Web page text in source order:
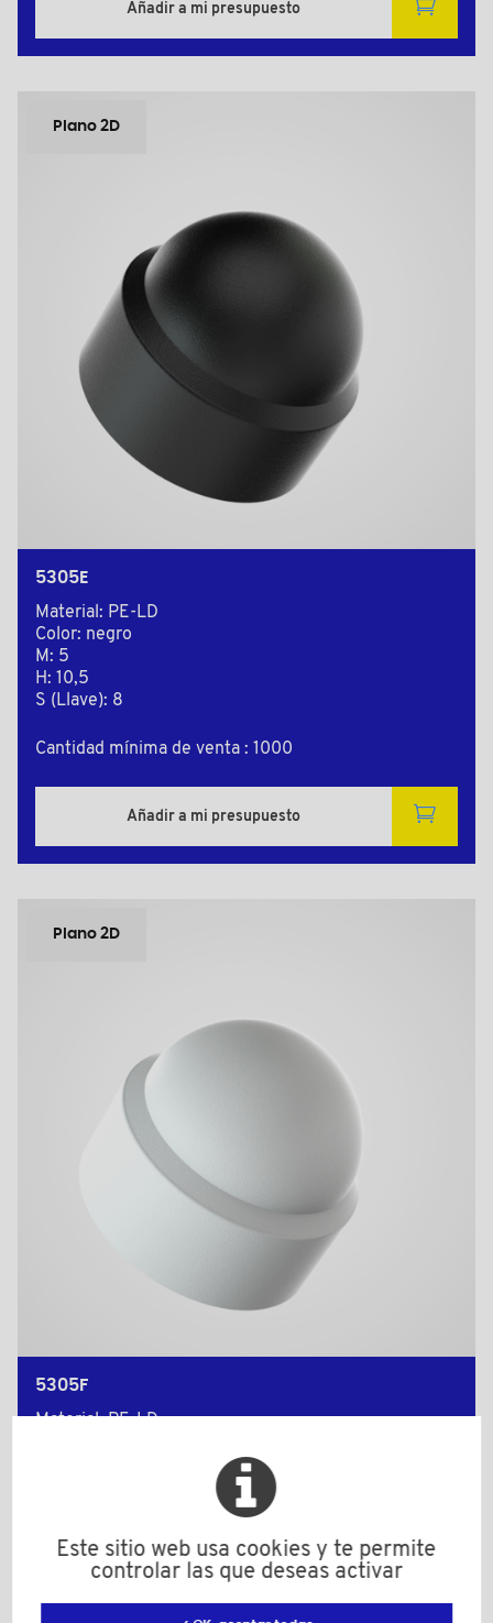
Añadir a mi presupuesto
Plano 2D
5305E
Material: PE-LD
Color: negro
M: 5
H: 10,5
S (Llave): 8
Cantidad mínima de venta : 1000
Añadir a mi presupuesto
Plano 2D
5305F
Material: PE-LD
Cantidad mínima de venta : 1000
Este sitio web usa cookies y te permite
controlar las que deseas activar